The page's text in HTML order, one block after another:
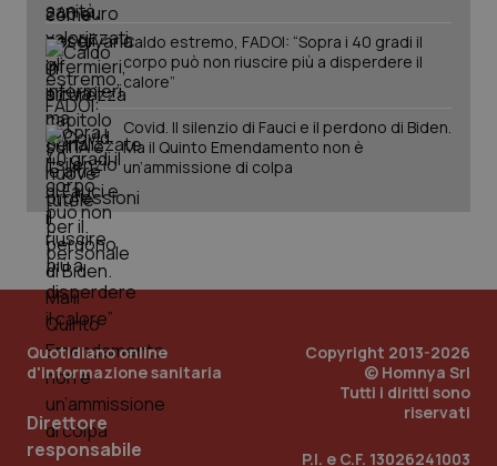
Caldo estremo, FADOI: “Sopra i 40 gradi il
corpo può non riuscire più a disperdere il
calore”
Covid. Il silenzio di Fauci e il perdono di Biden.
Ma il Quinto Emendamento non è
un’ammissione di colpa
Quotidiano online
d'informazione sanitaria
Direttore
responsabile
Copyright 2013-2026
© Homnya Srl
Tutti i diritti sono
riservati
P.I. e C.F. 13026241003
_ga
.quotidianosanita.it